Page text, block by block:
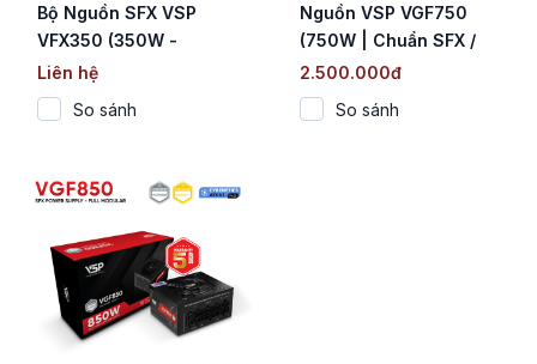
Bộ Nguồn SFX VSP
VFX350 (350W -
ATX3.0)
Liên hệ
So sánh
Nguồn VSP VGF750
(750W | Chuẩn SFX /
Cybenetics Platinum |
Fully Modular | ATX 3.1
& PCIe 5.1)
2.500.000đ
So sánh